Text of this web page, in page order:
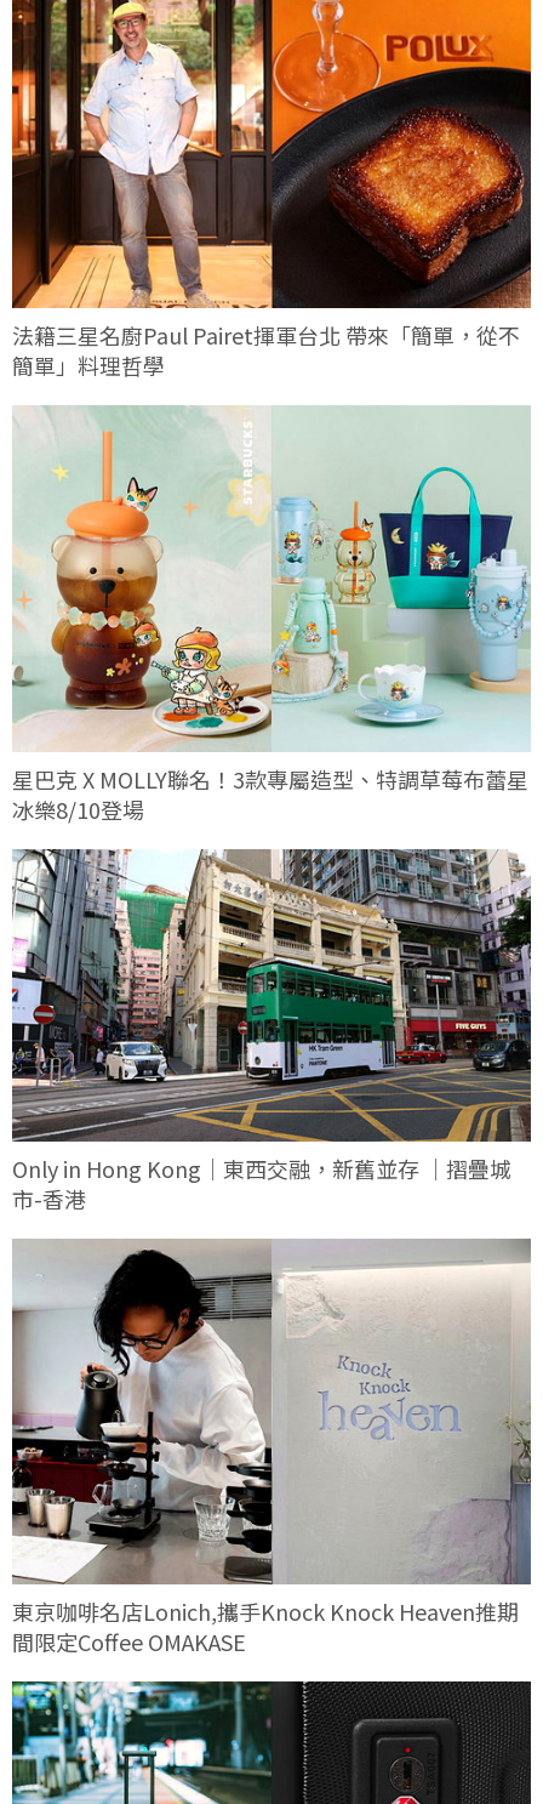
法籍三星名廚Paul Pairet揮軍台北 帶來「簡單，從不
簡單」料理哲學
星巴克 X MOLLY聯名！3款專屬造型、特調草莓布蕾星
冰樂8/10登場
Only in Hong Kong｜東西交融，新舊並存 ｜摺疊城
市-香港
東京咖啡名店Lonich,攜手Knock Knock Heaven推期
間限定Coffee OMAKASE